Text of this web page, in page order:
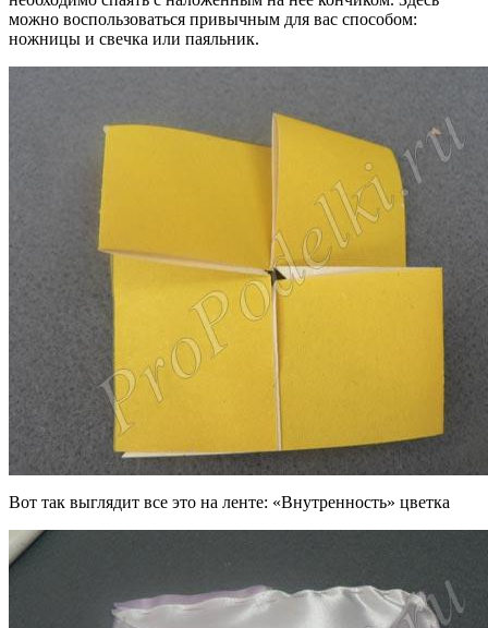
можно воспользоваться привычным для вас способом:
ножницы и свечка или паяльник.
Вот так выглядит все это на ленте: «Внутренность» цветка